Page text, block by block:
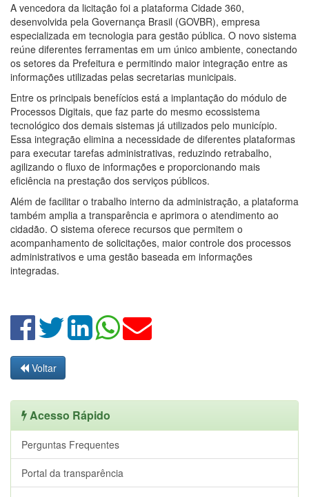
A vencedora da licitação foi a plataforma Cidade 360,
desenvolvida pela Governança Brasil (GOVBR), empresa
especializada em tecnologia para gestão pública. O novo sistema
reúne diferentes ferramentas em um único ambiente, conectando
os setores da Prefeitura e permitindo maior integração entre as
informações utilizadas pelas secretarias municipais.
Entre os principais benefícios está a implantação do módulo de
Processos Digitais, que faz parte do mesmo ecossistema
tecnológico dos demais sistemas já utilizados pelo município.
Essa integração elimina a necessidade de diferentes plataformas
para executar tarefas administrativas, reduzindo retrabalho,
agilizando o fluxo de informações e proporcionando mais
eficiência na prestação dos serviços públicos.
Além de facilitar o trabalho interno da administração, a plataforma
também amplia a transparência e aprimora o atendimento ao
cidadão. O sistema oferece recursos que permitem o
acompanhamento de solicitações, maior controle dos processos
administrativos e uma gestão baseada em informações
integradas.
Voltar
Acesso Rápido
Perguntas Frequentes
Portal da transparência